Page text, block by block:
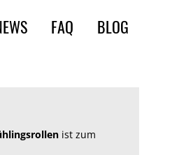
FAQ BLOG
ist zum